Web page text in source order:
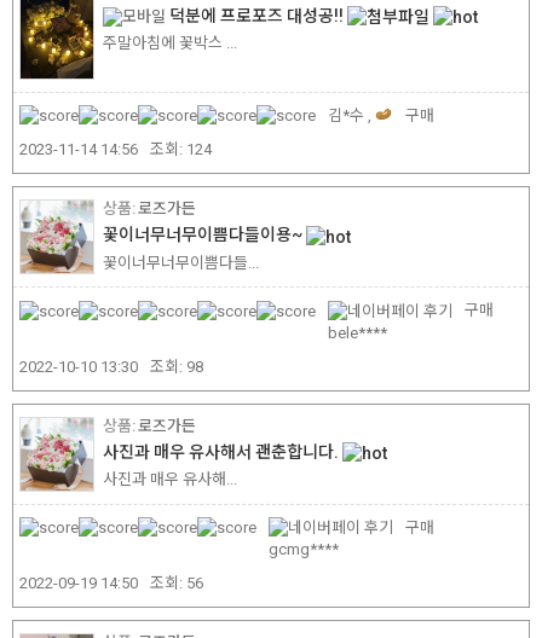
덕분에 프로포즈 대성공!!
주말아침에 꽃박스 ...
김*수 ,
구매
2023-11-14 14:56
조회: 124
로즈가든
꽃이너무너무이쁨다들이용~
꽃이너무너무이쁨다들...
bele****
구매
2022-10-10 13:30 조회: 98
로즈가든
사진과 매우 유사해서 괜춘합니다.
사진과 매우 유사해...
gcmg****
구매
2022-09-19 14:50 조회: 56